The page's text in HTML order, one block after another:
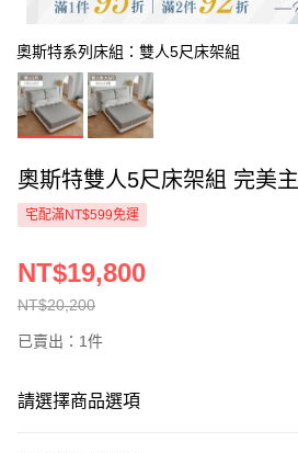
奧斯特系列床組：雙人5尺床架組
奧斯特雙人5尺床架組 完美主
宅配滿NT$599免運
NT$20,200
NT$19,800
已賣出：1件
請選擇商品選項